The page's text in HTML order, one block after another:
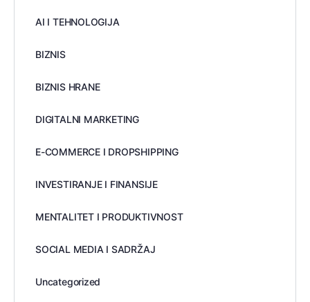
AI I TEHNOLOGIJA
BIZNIS
BIZNIS HRANE
DIGITALNI MARKETING
E-COMMERCE I DROPSHIPPING
INVESTIRANJE I FINANSIJE
MENTALITET I PRODUKTIVNOST
SOCIAL MEDIA I SADRŽAJ
Uncategorized